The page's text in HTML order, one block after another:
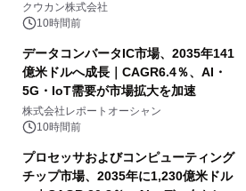
クウカン株式会社
10時間前
データコンバータIC市場、2035年141
億米ドルへ成長｜CAGR6.4％、AI・
5G・IoT需要が市場拡大を加速
株式会社レポートオーシャン
10時間前
プロセッサおよびコンピューティング
チップ市場、2035年に1,230億米ドル